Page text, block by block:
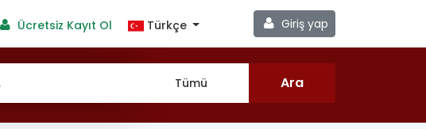
Giriş yap
Ücretsiz Kayıt Ol Türkçe